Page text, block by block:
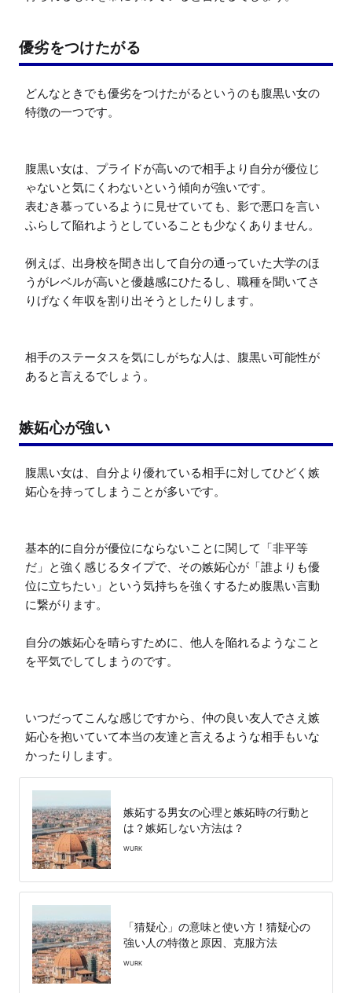
優劣をつけたがる
どんなときでも優劣をつけたがるというのも腹黒い女の
特徴の一つです。
腹黒い女は、プライドが高いので相手より自分が優位じ
ゃないと気にくわないという傾向が強いです。
表むき慕っているように見せていても、影で悪口を言い
ふらして陥れようとしていることも少なくありません。
例えば、出身校を聞き出して自分の通っていた大学のほ
うがレベルが高いと優越感にひたるし、職種を聞いてさ
りげなく年収を割り出そうとしたりします。
相手のステータスを気にしがちな人は、腹黒い可能性が
嫉妬心が強い
腹黒い女は、自分より優れている相手に対してひどく嫉
妬心を持ってしまうことが多いです。
基本的に自分が優位にならないことに関して「非平等
だ」と強く感じるタイプで、その嫉妬心が「誰よりも優
位に立ちたい」という気持ちを強くするため腹黒い言動
に繋がります。
自分の嫉妬心を晴らすために、他人を陥れるようなこと
を平気でしてしまうのです。
いつだってこんな感じですから、仲の良い友人でさえ嫉
妬心を抱いていて本当の友達と言えるような相手もいな
かったりします。
嫉妬する男女の心理と嫉妬時の行動と
は？嫉妬しない方法は？
WURK
「猜疑心」の意味と使い方！猜疑心の
強い人の特徴と原因、克服方法
WURK